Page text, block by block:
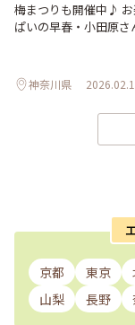
梅まつりも開催中♪ お楽しみいっ
ぱいの早春・小田原さ
神奈川県
京都 東京
山梨
長野